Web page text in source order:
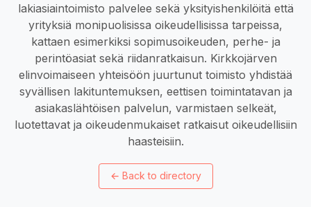
lakiasiaintoimisto palvelee sekä yksityishenkilöitä että
yrityksiä monipuolisissa oikeudellisissa tarpeissa,
kattaen esimerkiksi sopimusoikeuden, perhe- ja
perintöasiat sekä riidanratkaisun. Kirkkojärven
elinvoimaiseen yhteisöön juurtunut toimisto yhdistää
syvällisen lakituntemuksen, eettisen toimintatavan ja
asiakaslähtöisen palvelun, varmistaen selkeät,
luotettavat ja oikeudenmukaiset ratkaisut oikeudellisiin
haasteisiin.
← Back to directory